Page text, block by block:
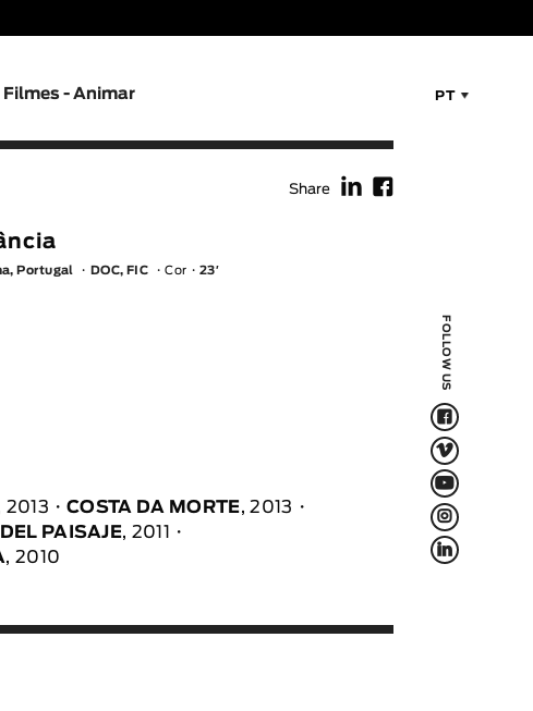
PT
Filmes - Animar
FOLLOW US
F
V
Q
L
f
Share f F
Portugal DOC, FIC Cor 23′
2013 COSTA DA MORTE, 2013
PAISAJE, 2011
, 2010